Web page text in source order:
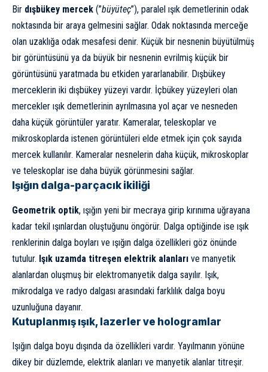
Bir dışbükey mercek (”büyüteç”), paralel ışık demetlerinin odak
noktasında bir araya gelmesini sağlar. Odak noktasında merceğe
olan uzaklığa odak mesafesi denir. Küçük bir nesnenin büyütülmüş
bir görüntüsünü ya da büyük bir nesnenin evrilmiş küçük bir
görüntüsünü yaratmada bu etkiden yararlanabilir. Dışbükey
merceklerin iki dışbükey yüzeyi vardır. İçbükey yüzeyleri olan
mercekler ışık demetlerinin ayrılmasına yol açar ve nesneden
daha küçük görüntüler yaratır. Kameralar, teleskop lar ve
mikroskoplarda istenen görüntüleri elde etmek için çok sayıda
mercek kullanılır. Kameralar nesnelerin daha küçük, mikroskoplar
ve teleskoplar ise daha büyük görünmesini sağlar.
Işığın dalga-parçacık ikiliği
Geometrik optik, ışığın yeni bir mecraya girip kırınıma uğrayana
kadar tekil ışınlardan oluştuğunu öngörür. Dalga optiğinde ise ışık
renklerinin dalga boyları ve ışığın dalga özellikleri göz önünde
tutulur. Işık uzamda titreşen elektrik alanları ve manyetik
alanlardan oluşmuş bir elektromanyetik dalga sayılır. Işık,
mikrodalga ve radyo dalgası arasındaki farklılık dalga boyu
uzunluğuna dayanır.
Kutuplanmış ışık, lazerler ve hologramlar
Işığın dalga boyu dışında da özellikleri vardır. Yayılmanın yönüne
dikey bir düzlemde, elektrik alanları ve manyetik alanlar titreşir.